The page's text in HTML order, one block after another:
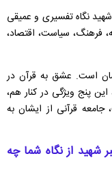
نگاه تفسیری و عمیقی
فرهنگ، سیاست، اقتصاد،
است. عشق به قرآن در
پنج ویژگی در کنار هم،
قرآنی از ایشان به
شهید از نگاه شما چه